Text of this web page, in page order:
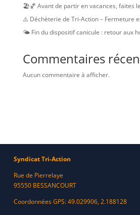
🏖️🏀 Avant de partir en vacances, faites
⚠️ Déchèterie de Tri-Action – Fermeture
🌤️ Fin du dispositif canicule : retour aux
Commentaires
Aucun commentaire à afficher.
Syndicat Tri-Action
Rue de Pierrelaye
95550 BESSANCOURT
Coordonnées GPS: 49.029906, 2.188128